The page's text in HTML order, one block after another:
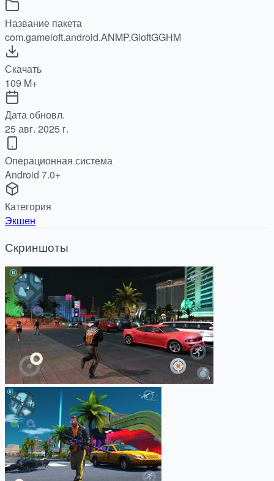
Название пакета
com.gameloft.android.ANMP.GloftGGHM
Скачать
109 M+
Дата обновл.
25 авг. 2025 г.
Операционная система
Android 7.0+
Категория
Экшен
Скриншоты